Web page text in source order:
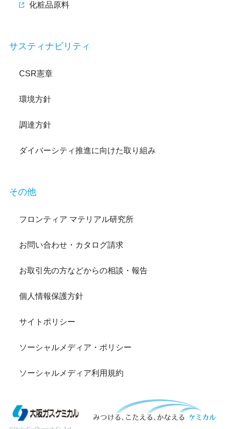
化粧品原料
サスティナビリティ
CSR憲章
環境方針
調達方針
ダイバーシティ推進に向けた取り組み
その他
フロンティア マテリアル研究所
お問い合わせ・カタログ請求
お取引先の方などからの相談・報告
個人情報保護方針
サイトポリシー
ソーシャルメディア・ポリシー
ソーシャルメディア利用規約